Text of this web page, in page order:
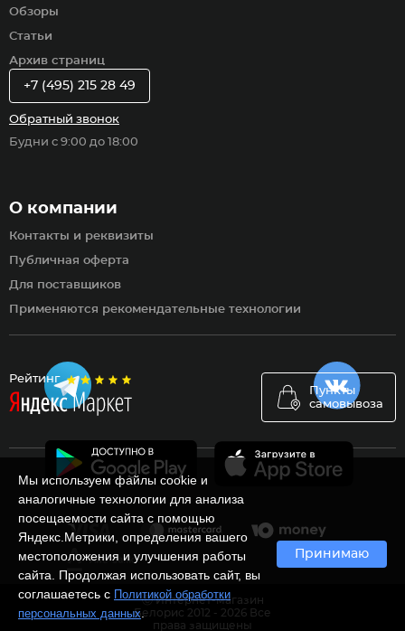
Рейтинг
Пункты
самовывоза
Обзоры
Статьи
Архив страниц
О компании
Контакты и реквизиты
Публичная оферта
Для поставщиков
Применяются рекомендательные технологии
+7 (495) 215 28 49
Обратный звонок
Будни с 9:00 до 18:00
Мы используем файлы cookie и
аналогичные технологии для анализа
посещаемости сайта с помощью
Яндекс.Метрики, определения вашего
местоположения и улучшения работы
сайта. Продолжая использовать сайт, вы
соглашаетесь с Политикой обработки
персональных данных.
Принимаю
Ⓒ Интернет-магазин
Белорис 2012 - 2026 Все
права защищены